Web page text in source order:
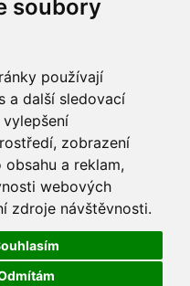
soubory
používají
a další sledovací
zobrazení
a reklam,
webových
zdroje návštěvnosti.
|Zásady zpracování